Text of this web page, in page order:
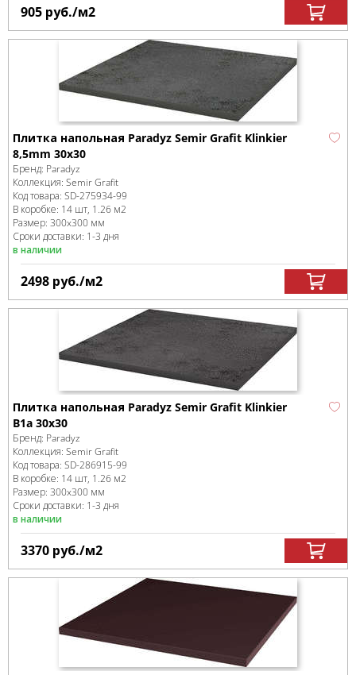
905 руб./м2
Плитка напольная Paradyz Semir Grafit Klinkier
8,5mm 30x30
Бренд: Paradyz
Коллекция: Semir Grafit
Код товара: SD-275934-99
В коробке: 14 шт, 1.26 м2
Размер: 300x300 мм
Сроки доставки: 1-3 дня
в наличии
2498 руб./м2
Плитка напольная Paradyz Semir Grafit Klinkier
B1a 30x30
Бренд: Paradyz
Коллекция: Semir Grafit
Код товара: SD-286915-99
В коробке: 14 шт, 1.26 м2
Размер: 300x300 мм
Сроки доставки: 1-3 дня
в наличии
3370 руб./м2